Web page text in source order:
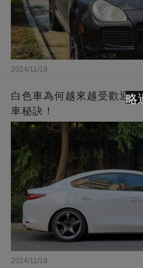
2024/11/18
白色車為何越來越受歡迎
車秘訣！
2024/11/18
略